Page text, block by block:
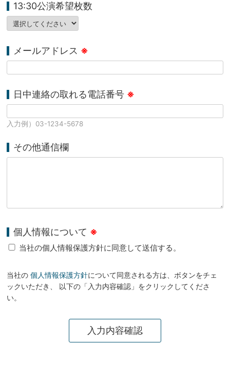
13:30公演希望枚数
メールアドレス ※
日中連絡の取れる電話番号 ※
入力例）03-1234-5678
その他通信欄
個人情報について ※
当社の個人情報保護方針に同意して送信する。
当社の個人情報保護方針について同意される方は、ボタンをチェ
ックいただき、 以下の「入力内容確認」をクリックしてくださ
い。